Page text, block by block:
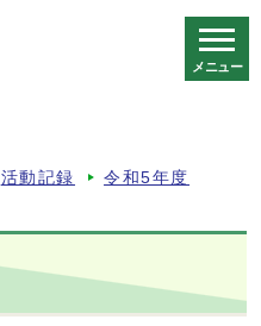
メニュー
活動記録 令和5年度